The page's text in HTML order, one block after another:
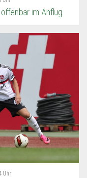
im Anflug
Uhr